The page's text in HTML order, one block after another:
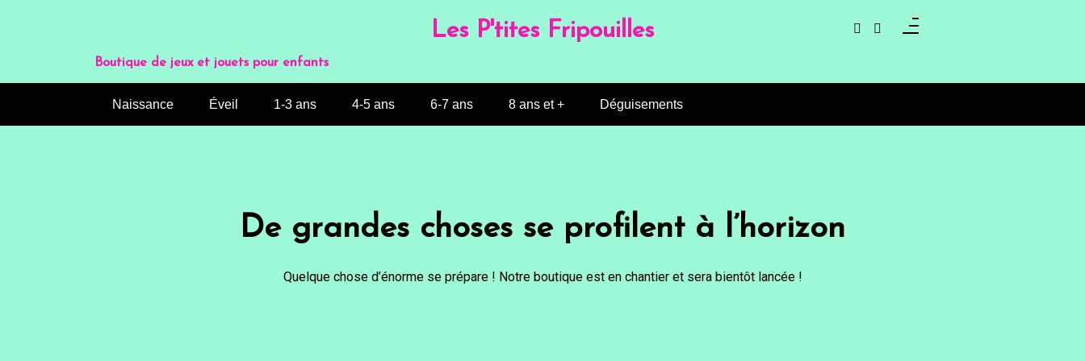
Les P'tites Fripouilles
Boutique de jeux et jouets pour enfants
Naissance Éveil 1-3 ans 4-5 ans 6-7 ans 8 ans et + Déguisements
De grandes choses se profilent à l’horizon
Quelque chose d’énorme se prépare ! Notre boutique est en chantier et sera bientôt lancée !